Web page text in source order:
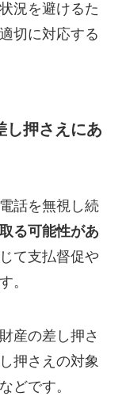
況を避けるた
切に対応する
し押さえにあ
話を無視し続
る可能性があ
て支払督促や
。
産の差し押さ
押さえの対象
どです。